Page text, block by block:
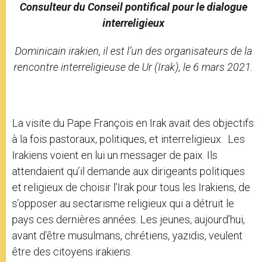
Consulteur du Conseil pontifical pour le dialogue
interreligieux
Dominicain irakien, il est l’un des organisateurs de la
rencontre interreligieuse de Ur (Irak), le 6 mars 2021.
La visite du Pape François en Irak avait des objectifs
à la fois pastoraux, politiques, et interreligieux. Les
Irakiens voient en lui un messager de paix. Ils
attendaient qu’il demande aux dirigeants politiques
et religieux de choisir l’Irak pour tous les Irakiens, de
s’opposer au sectarisme religieux qui a détruit le
pays ces dernières années. Les jeunes, aujourd’hui,
avant d’être musulmans, chrétiens, yazidis, veulent
être des citoyens irakiens.